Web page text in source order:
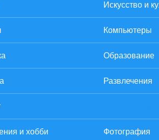
Искусство и
Компьютеры
Образование
Развлечения
и хобби Фотография